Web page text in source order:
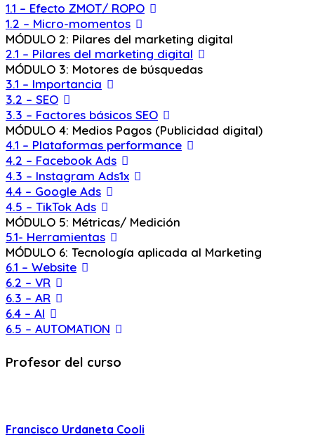
1.1 – Efecto ZMOT/ ROPO
1.2 – Micro-momentos
MÓDULO 2: Pilares del marketing digital
2.1 – Pilares del marketing digital
MÓDULO 3: Motores de búsquedas
3.1 – Importancia
3.2 – SEO
3.3 – Factores básicos SEO
MÓDULO 4: Medios Pagos (Publicidad digital)
4.1 – Plataformas performance
4.2 – Facebook Ads
4.3 – Instagram Ads1x
4.4 – Google Ads
4.5 – TikTok Ads
MÓDULO 5: Métricas/ Medición
5.1- Herramientas
MÓDULO 6: Tecnología aplicada al Marketing
6.1 – Website
6.2 – VR
6.3 – AR
6.4 – AI
6.5 – AUTOMATION
Profesor del curso
Francisco Urdaneta Cooli